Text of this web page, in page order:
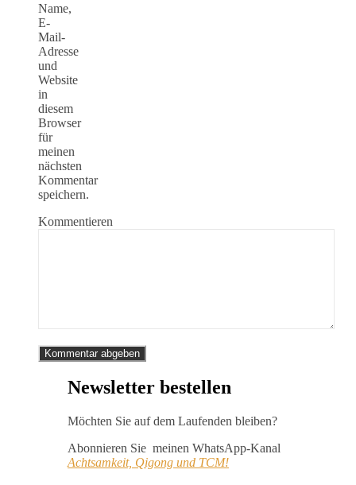
Name,
E-
Mail-
Adresse
und
Website
in
diesem
Browser
für
meinen
nächsten
Kommentar
speichern.
Kommentieren
Newsletter bestellen
Möchten Sie auf dem Laufenden bleiben?
Abonnieren Sie meinen WhatsApp-Kanal
Achtsamkeit, Qigong und TCM!